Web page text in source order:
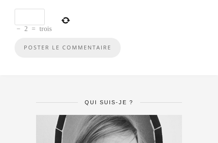
− 2 = trois
QUI SUIS-JE ?